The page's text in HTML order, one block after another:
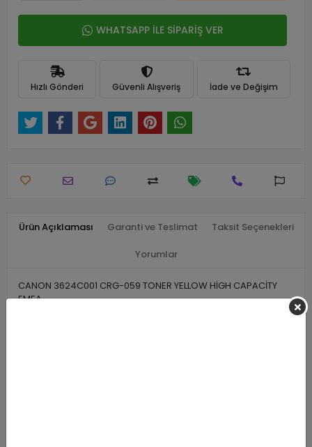
WHATSAPP İLE SİPARİŞ VER
Hızlı Gönderi Güvenli Alışveriş İade ve Değişim
Ürün Açıklaması Garanti ve Teslimat Taksit Seçenekleri
Yorumlar
CANON 3624C001 CRG-059 TONER YELLOW HİGH CAPACİTY
EMEA